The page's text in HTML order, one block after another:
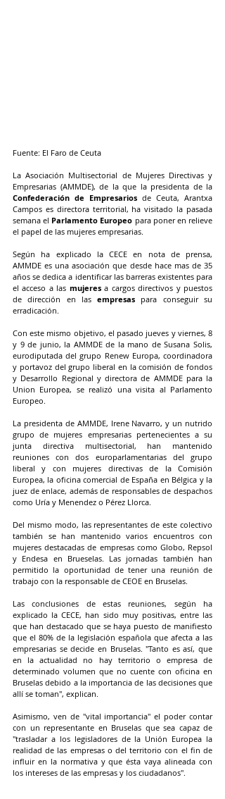
Fuente: El Faro de Ceuta
La Asociación Multisectorial de Mujeres Directivas y
Confederación de Empresarios de Ceuta, Arantxa
Campos es directora territorial, ha visitado la pasada
semana el Parlamento Europeo para poner en relieve
el papel de las mujeres empresarias.
Según ha explicado la CECE en nota de prensa,
AMMDE es una asociación que desde hace mas de 35
años se dedica a identificar las barreras existentes para
el acceso a las mujeres a cargos directivos y puestos
de dirección en las empresas para conseguir su
erradicación.
Con este mismo objetivo, el pasado jueves y viernes, 8
y 9 de junio, la AMMDE de la mano de Susana Solis,
eurodiputada del grupo Renew Europa, coordinadora
y portavoz del grupo liberal en la comisión de fondos
y Desarrollo Regional y directora de AMMDE para la
Union Europea, se realizó una visita al Parlamento
Europeo.
La presidenta de AMMDE, Irene Navarro, y un nutrido
grupo de mujeres empresarias pertenecientes a su
junta directiva multisectorial, han mantenido
reuniones con dos europarlamentarias del grupo
liberal y con mujeres directivas de la Comisión
Europea, la oficina comercial de España en Bélgica y la
juez de enlace, además de responsables de despachos
como Uría y Menendez o Pérez Llorca.
Del mismo modo, las representantes de este colectivo
también se han mantenido varios encuentros con
mujeres destacadas de empresas como Globo, Repsol
y Endesa en Brueselas. Las jornadas también han
permitido la oportunidad de tener una reunión de
trabajo con la responsable de CEOE en Bruselas.
Las conclusiones de estas reuniones, según ha
explicado la CECE, han sido muy positivas, entre las
que han destacado que se haya puesto de manifiesto
que el 80% de la legislación española que afecta a las
empresarias se decide en Bruselas. "Tanto es así, que
en la actualidad no hay territorio o empresa de
determinado volumen que no cuente con oficina en
Bruselas debido a la importancia de las decisiones que
allí se toman", explican.
Asimismo, ven de "vital importancia" el poder contar
con un representante en Bruselas que sea capaz de
"trasladar a los legisladores de la Unión Europea la
realidad de las empresas o del territorio con el fin de
influir en la normativa y que ésta vaya alineada con
los intereses de las empresas y los ciudadanos".